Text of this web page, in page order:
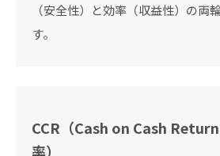
（安全性）と効率（収益性）の両
す。
CCR（Cash on Cash
率）